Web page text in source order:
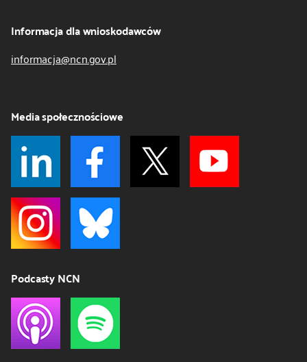
Informacja dla wnioskodawców
informacja@ncn.gov.pl
Media społecznościowe
Podcasty NCN